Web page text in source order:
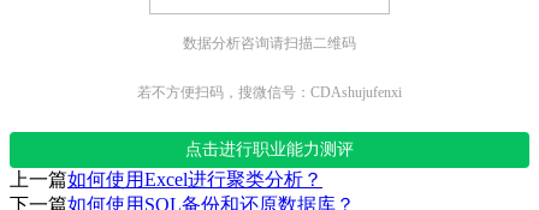
数据分析咨询请扫描二维码
若不方便扫码，搜微信号：CDAshujufenxi
点击进行职业能力测评
上一篇如何使用Excel进行聚类分析？
下一篇如何使用SQL备份和还原数据库？